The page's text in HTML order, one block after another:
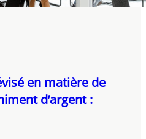
en matière de
d’argent :